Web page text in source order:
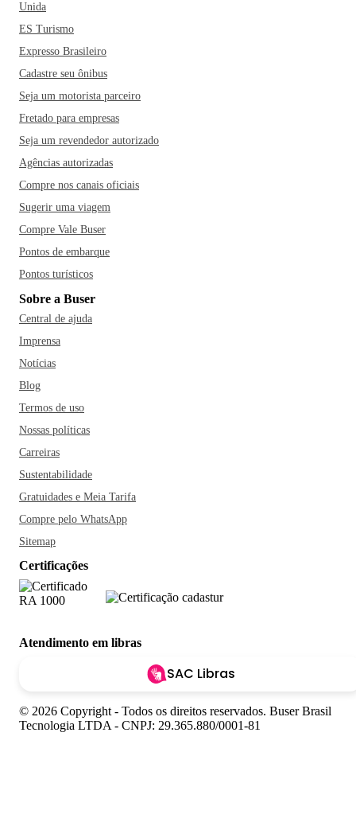
Unida
ES Turismo
Expresso Brasileiro
Cadastre seu ônibus
Seja um motorista parceiro
Fretado para empresas
Seja um revendedor autorizado
Agências autorizadas
Compre nos canais oficiais
Sugerir uma viagem
Compre Vale Buser
Pontos de embarque
Pontos turísticos
Sobre a Buser
Central de ajuda
Imprensa
Notícias
Blog
Termos de uso
Nossas políticas
Carreiras
Sustentabilidade
Gratuidades e Meia Tarifa
Compre pelo WhatsApp
Sitemap
Certificações
Atendimento em libras
SAC Libras
© 2026 Copyright - Todos os direitos reservados. Buser Brasil
Tecnologia LTDA - CNPJ: 29.365.880/0001-81